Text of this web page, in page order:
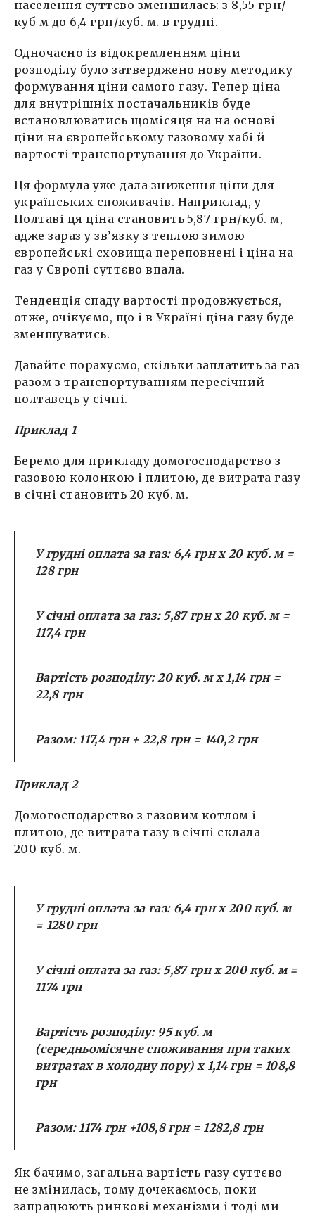
населення суттєво зменшилась: з 8,55 грн/
куб м до 6,4 грн/куб. м. в грудні.
Одночасно із відокремленням ціни
розподілу було затверджено нову методику
формування ціни самого газу. Тепер ціна
для внутрішніх постачальників буде
встановлюватись щомісяця на на основі
ціни на європейському газовому хабі й
вартості транспортування до України.
Ця формула уже дала зниження ціни для
українських споживачів. Наприклад, у
Полтаві ця ціна становить 5,87 грн/куб. м,
адже зараз у зв’язку з теплою зимою
європейські сховища переповнені і ціна на
газ у Європі суттєво впала.
Тенденція спаду вартості продовжується,
отже, очікуємо, що і в Україні ціна газу буде
зменшуватись.
Давайте порахуємо, скільки заплатить за газ
разом з транспортуванням пересічний
полтавець у січні.
Приклад 1
Беремо для прикладу домогосподарство з
газовою колонкою і плитою, де витрата газу
в січні становить 20 куб. м.
У грудні оплата за газ: 6,4 грн х 20 куб. м =
128 грн
У січні оплата за газ: 5,87 грн х 20 куб. м =
117,4 грн
Вартість розподілу: 20 куб. м х 1,14 грн =
22,8 грн
Разом: 117,4 грн + 22,8 грн = 140,2 грн
Приклад 2
Домогосподарство з газовим котлом і
плитою, де витрата газу в січні склала
200 куб. м.
У грудні оплата за газ: 6,4 грн х 200 куб. м
= 1280 грн
У січні оплата за газ: 5,87 грн х 200 куб. м =
1174 грн
Вартість розподілу: 95 куб. м
(середньомісячне споживання при таких
витратах в холодну пору) х 1,14 грн = 108,8
грн
Разом: 1174 грн +108,8 грн = 1282,8 грн
Як бачимо, загальна вартість газу суттєво
не змінилась, тому дочекаємось, поки
запрацюють ринкові механізми і тоді ми